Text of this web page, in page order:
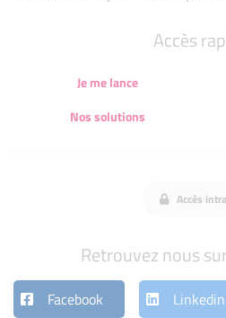
Accès
Je me lance
Nos solutions
Accès
Retrouvez nous
Facebook Linkedin